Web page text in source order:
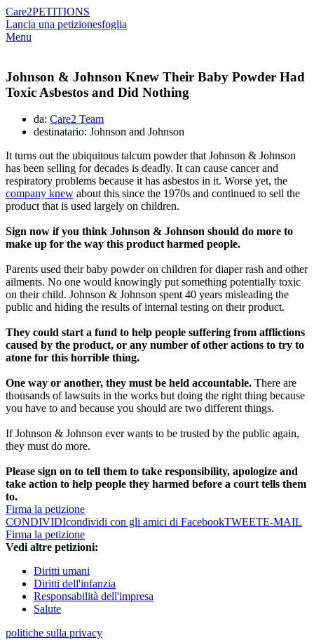
Care2PETITIONS
Lancia una petizionesfoglia
Menu
Johnson & Johnson Knew Their Baby Powder Had
Toxic Asbestos and Did Nothing
da: Care2 Team
destinatario: Johnson and Johnson
It turns out the ubiquitous talcum powder that Johnson & Johnson
has been selling for decades is deadly. It can cause cancer and
respiratory problems because it has asbestos in it. Worse yet, the
company knew about this since the 1970s and continued to sell the
product that is used largely on children.
Sign now if you think Johnson & Johnson should do more to
make up for the way this product harmed people.
Parents used their baby powder on children for diaper rash and other
ailments. No one would knowingly put something potentially toxic
on their child. Johnson & Johnson spent 40 years misleading the
public and hiding the results of internal testing on their product.
They could start a fund to help people suffering from afflictions
caused by the product, or any number of other actions to try to
atone for this horrible thing.
One way or another, they must be held accountable. There are
thousands of lawsuits in the works but doing the right thing because
you have to and because you should are two different things.
If Johnson & Johnson ever wants to be trusted by the public again,
they must do more.
Please sign on to tell them to take responsibility, apologize and
take action to help people they harmed before a court tells them
to.
Firma la petizione
CONDIVIDIcondividi con gli amici di FacebookTWEETE-MAIL
Firma la petizione
Vedi altre petizioni:
Diritti umani
Diritti dell'infanzia
Responsabilità dell'impresa
Salute
politiche sulla privacy